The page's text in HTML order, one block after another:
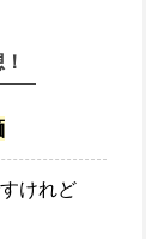
けれど